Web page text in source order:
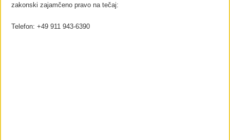
zakonski zajamčeno pravo na tečaj:
Telefon: +49 911 943-6390